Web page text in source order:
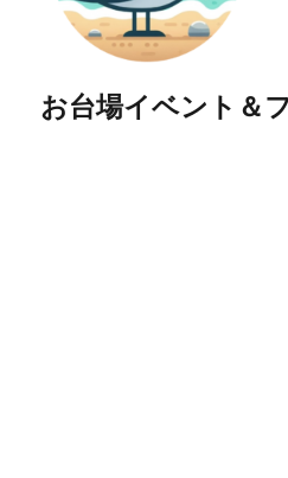
お台場イベント＆